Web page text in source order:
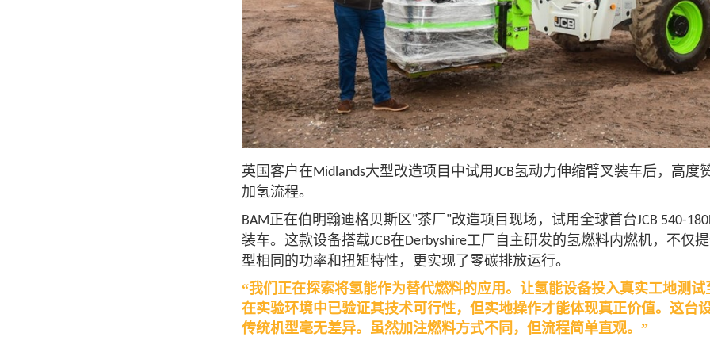
英国客户在Midlands大型改造项目中试用JCB氢动力伸缩臂叉装车后，高度
加氢流程。
BAM正在伯明翰迪格贝斯区"茶厂"改造项目现场，试用全球首台JCB 540-
装车。这款设备搭载JCB在Derbyshire工厂自主研发的氢燃料内燃机，不仅
型相同的功率和扭矩特性，更实现了零碳排放运行。
“我们正在探索将氢能作为替代燃料的应用。让氢能设备投入真实工地测
在实验环境中已验证其技术可行性，但实地操作才能体现真正价值。这台
传统机型毫无差异。虽然加注燃料方式不同，但流程简单直观。”